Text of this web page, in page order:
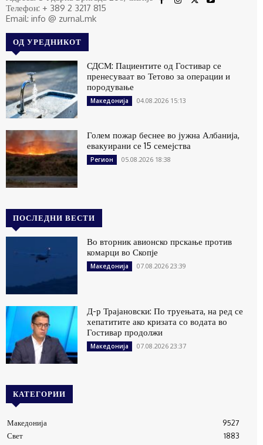
Телефон: + 389 2 3217 815
Email: info @ zurnal.mk
ОД УРЕДНИКОТ
СДСМ: Пациентите од Гостивар се
пренесуваат во Тетово за операции и
породување
Македонија 04.08.2026 15:13
Голем пожар беснее во јужна Албанија,
евакуирани се 15 семејства
Регион 05.08.2026 18:38
ПОСЛЕДНИ ВЕСТИ
Во вторник авионско прскање против
комарци во Скопје
Македонија 07.08.2026 23:39
Д-р Трајановски: По труењата, на ред се
хепатитите ако кризата со водата во
Гостивар продолжи
Македонија 07.08.2026 23:37
КАТЕГОРИИ
Македонија
9527
Свет
1883